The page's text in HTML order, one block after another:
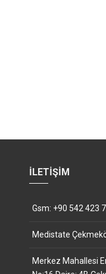
İLETIŞIM
Gsm: +90 542 423
Medistate
Merkez Mahallesi